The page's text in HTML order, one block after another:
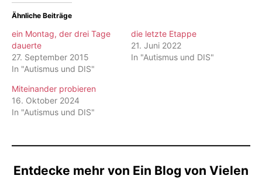
Ähnliche Beiträge
ein Montag, der drei Tage
dauerte
27. September 2015
In "Autismus und DIS"
die letzte Etappe
21. Juni 2022
In "Autismus und DIS"
Miteinander probieren
16. Oktober 2024
In "Autismus und DIS"
Entdecke mehr von Ein Blog von Vielen